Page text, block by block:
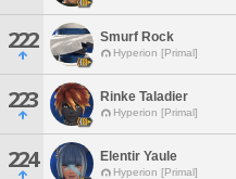
222 Smurf Rock
Hyperion [Primal]
223 Rinke Taladier
Hyperion [Primal]
224 Elentir Yaule
Hyperion [Primal]